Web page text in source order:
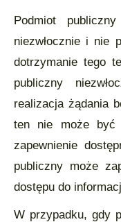
Podmiot
niezwłocznie i nie
dotrzymanie tego
publiczny
realizacja żądania
ten nie może być
zapewnienie
publiczny może
dostępu do
W przypadku, gdy